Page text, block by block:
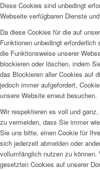
Diese Cookies sind unbedingt
Webseite verfügbaren Dienste
Da diese Cookies für die auf
Funktionen unbedingt
die Funktionsweise unserer
blockieren oder löschen, indem
das Blockieren aller Cookies auf
jedoch immer aufgefordert,
unsere Website erneut besuchen.
Wir respektieren es voll und
zu vermeiden, dass Sie immer
Sie uns bitte, einen Cookie für
sich jederzeit abmelden oder
vollumfänglich nutzen zu
gesetzten Cookies auf unserer